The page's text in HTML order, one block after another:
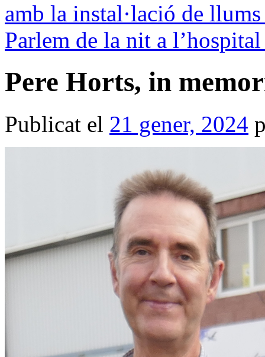
amb la instal·lació de
Parlem de la nit a
Pere Horts, in
Publicat el 21 gener, 2024